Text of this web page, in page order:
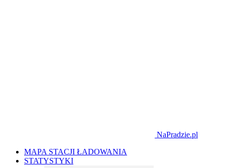
NaPradzie.pl
MAPA STACJI ŁADOWANIA
STATYSTYKI